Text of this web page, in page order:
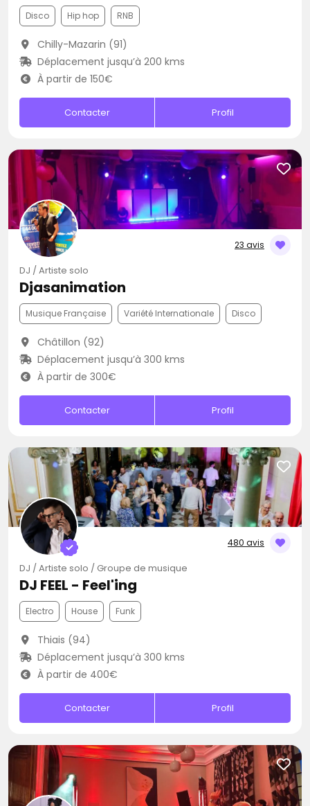
Disco Hip hop RNB
Chilly-Mazarin (91)
Déplacement jusqu’à 200 kms
À partir de 150€
Contacter Profil
23 avis
DJ / Artiste solo
Djasanimation
Musique Française Variété Internationale Disco
Châtillon (92)
Déplacement jusqu’à 300 kms
À partir de 300€
Contacter Profil
480 avis
DJ / Artiste solo / Groupe de musique
DJ FEEL - Feel'ing
Electro House Funk
Thiais (94)
Déplacement jusqu’à 300 kms
À partir de 400€
Contacter Profil